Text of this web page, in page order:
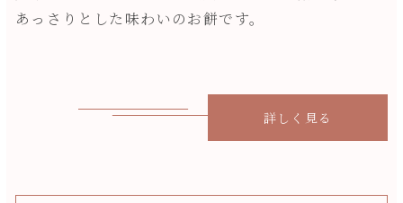
あっさりとした味わいのお餅です。
詳しく見る